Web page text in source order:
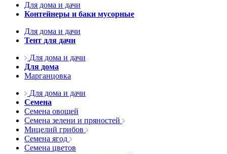
Для дома и дачи
Контейнеры и баки мусорные
Для дома и дачи
Тент для дачи
Для дома и дачи
Для дома
Марганцовка
Для дома и дачи
Семена
Семена овощей
Семена зелени и пряностей
Мицелий грибов
Семена ягод
Семена цветов